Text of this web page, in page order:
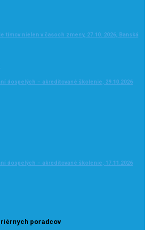
tímov nielen v časoch zmeny, 27.10. 2026, Banská
dospelých – akreditované školenie, 29.10.2026
dospelých – akreditované školenie, 17.11.2026
poradcov